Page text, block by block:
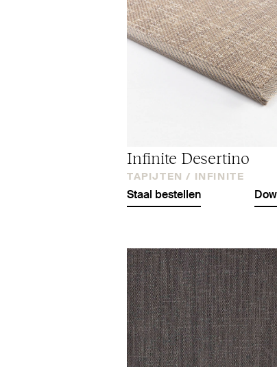
Infinite Desertino
TAPIJTEN / INFINITE
Staal bestellen